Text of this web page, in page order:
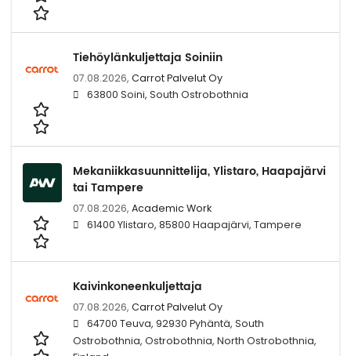
Tiehöylänkuljettaja Soiniin
07.08.2026, Carrot Palvelut Oy
63800 Soini, South Ostrobothnia
Mekaniikkasuunnittelija, Ylistaro, Haapajärvi
tai Tampere
07.08.2026, Academic Work
61400 Ylistaro, 85800 Haapajärvi, Tampere
Kaivinkoneenkuljettaja
07.08.2026, Carrot Palvelut Oy
64700 Teuva, 92930 Pyhäntä, South
Ostrobothnia, Ostrobothnia, North Ostrobothnia,